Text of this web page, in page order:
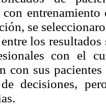
se
los
con el
con sus
decisiones,